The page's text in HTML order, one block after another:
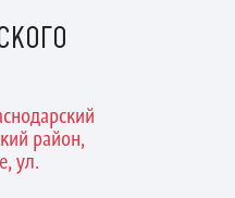
район,
ул.